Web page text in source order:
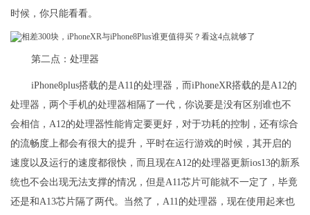
时候，你只能看看。
第二点：处理器
iPhone8plus搭载的是A11的处理器，而iPhoneXR搭载的是A12的
处理器，两个手机的处理器相隔了一代，你说要是没有区别谁也不
会相信，A12的处理器性能肯定要更好，对于功耗的控制，还有综合
的流畅度上都会有很大的提升，平时在运行游戏的时候，其开启的
速度以及运行的速度都很快，而且现在A12的处理器更新ios13的新系
统也不会出现无法支撑的情况，但是A11芯片可能就不一定了，毕竟
还是和A13芯片隔了两代。当然了，A11的处理器，现在使用起来也